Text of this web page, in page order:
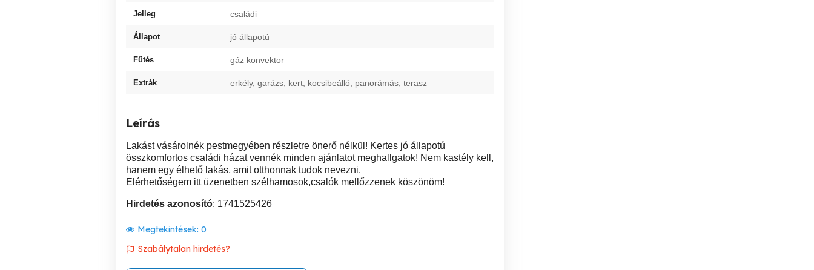
Jelleg családi
Állapot jó állapotú
Fűtés gáz konvektor
Extrák erkély, garázs, kert, kocsibeálló, panorámás, terasz
Leírás
Lakást vásárolnék pestmegyében részletre önerő nélkül! Kertes jó állapotú
összkomfortos családi házat vennék minden ajánlatot meghallgatok! Nem kastély kell,
hanem egy élhető lakás, amit otthonnak tudok nevezni.
Elérhetőségem itt üzenetben szélhamosok,csalók mellőzzenek köszönöm!
Hirdetés azonosító: 1741525426
Megtekintések: 0
Szabálytalan hirdetés?